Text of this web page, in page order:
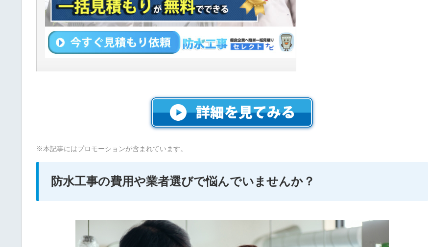
※本記事にはプロモーションが含まれています。
防水工事の費用や業者選びで悩んでいませんか？